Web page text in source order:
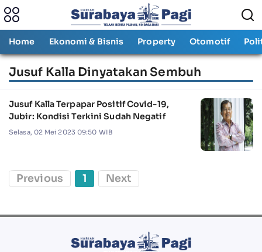
Home Ekonomi & Bisnis Property Otomotif
Jusuf Kalla Dinyatakan Sembuh
Jusuf Kalla Terpapar Positif Covid-19,
Jubir: Kondisi Terkini Sudah Negatif
Selasa, 02 Mei 2023 09:50 WIB
Previous 1 Next